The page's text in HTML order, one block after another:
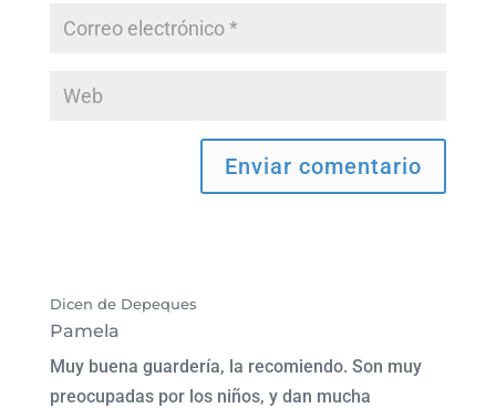
Dicen de Depeques
Pamela
Muy buena guardería, la recomiendo. Son muy
preocupadas por los niños, y dan mucha